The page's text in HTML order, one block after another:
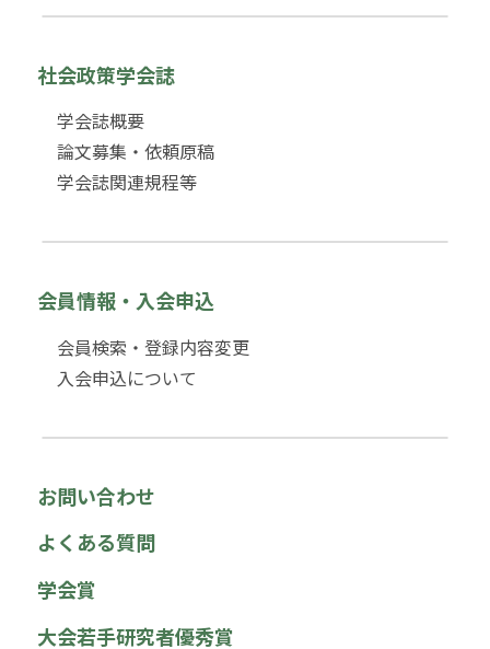
社会政策学会誌
学会誌概要
論文募集・依頼原稿
学会誌関連規程等
会員情報・入会申込
会員検索・登録内容変更
入会申込について
お問い合わせ
よくある質問
学会賞
大会若手研究者優秀賞